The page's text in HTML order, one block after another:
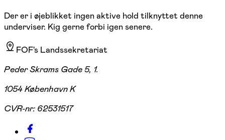
Der er i øjeblikket ingen aktive hold tilknyttet denne
underviser. Kig gerne forbi igen senere.
FOF's Landssekretariat
Peder Skrams Gade 5, 1.
1054 København K
CVR-nr: 62531517